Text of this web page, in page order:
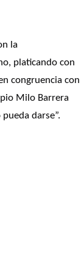
la
platicando con
congruencia con
Milo Barrera
darse”.